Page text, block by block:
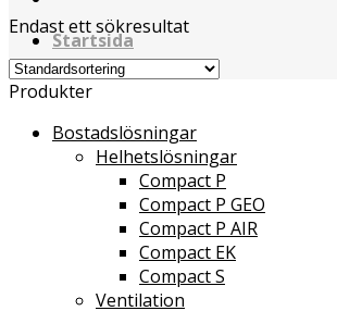
Startsida
Helhetslösningar
Fastighetslösningar
Ikonförklaringar
Produkter
Nilan Service partner
Nilan service
Om företaget
Integritetspolicy
Endast ett sökresultat
Produkter
Bostadslösningar
Helhetslösningar
Compact P
Compact P GEO
Compact P AIR
Compact EK
Compact S
Ventilation